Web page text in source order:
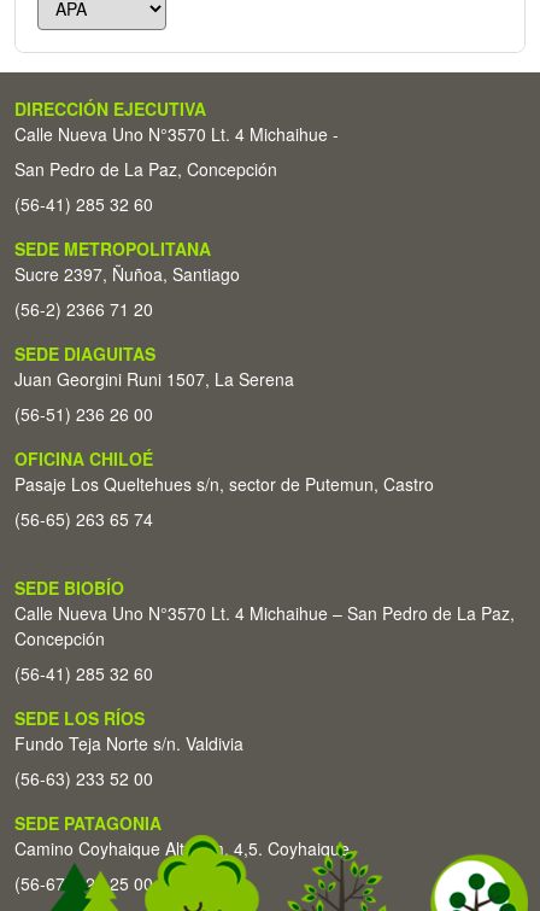
DIRECCIÓN EJECUTIVA
Calle Nueva Uno N°3570 Lt. 4 Michaihue -
San Pedro de La Paz, Concepción
(56-41) 285 32 60
SEDE METROPOLITANA
Sucre 2397, Ñuñoa, Santiago
(56-2) 2366 71 20
SEDE DIAGUITAS
Juan Georgini Runi 1507, La Serena
(56-51) 236 26 00
OFICINA CHILOÉ
Pasaje Los Queltehues s/n, sector de Putemun, Castro
(56-65) 263 65 74
SEDE BIOBÍO
Calle Nueva Uno N°3570 Lt. 4 Michaihue – San Pedro de La Paz,
Concepción
(56-41) 285 32 60
SEDE LOS RÍOS
Fundo Teja Norte s/n. Valdivia
(56-63) 233 52 00
SEDE PATAGONIA
Camino Coyhaique Alto Km. 4,5. Coyhaique
(56-67) 226 25 00